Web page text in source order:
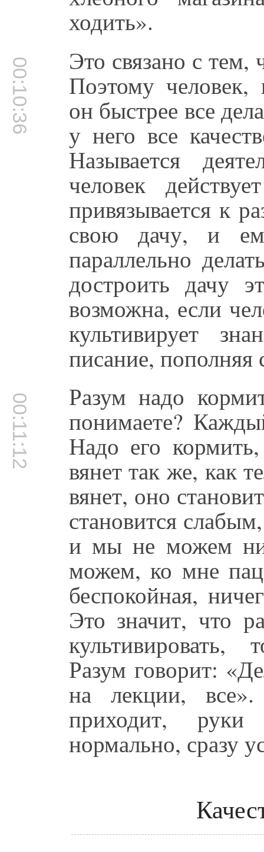
ходить».
00:10:36 Это связано с тем,
Поэтому человек,
он быстрее все
у него все
Называется
человек
привязывается к
свою дачу, и
параллельно
достроить дачу
возможна, если
культивирует
писание, пополняя
00:11:12 Разум надо
понимаете?
Надо его
вянет так же, как
вянет, оно
становится
и мы не можем
можем, ко мне
беспокойная,
Это значит, что
культивировать,
Разум говорит:
на лекции,
приходит, руки
нормально, сразу